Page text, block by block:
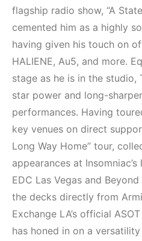
flagship radio show, “A
cemented him as a highly
having given his touch on
HALIENE, Au5, and more.
stage as he is in the
star power and long-
performances. Having
key venues on direct
Long Way Home” tour,
appearances at
EDC Las Vegas and
the decks directly from
Exchange LA’s official
has honed in on a